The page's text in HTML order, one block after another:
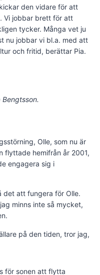
den vidare för att
Vi jobbar brett för att
tycker. Många vet ju
nu jobbar vi bl.a. med att
och fritid, berättar Pia.
Bengtsson.
Olle, som nu är
flyttade hemifrån år 2001,
engagera sig i
det att fungera för Olle.
minns inte så mycket,
på den tiden, tror jag,
för sonen att flytta